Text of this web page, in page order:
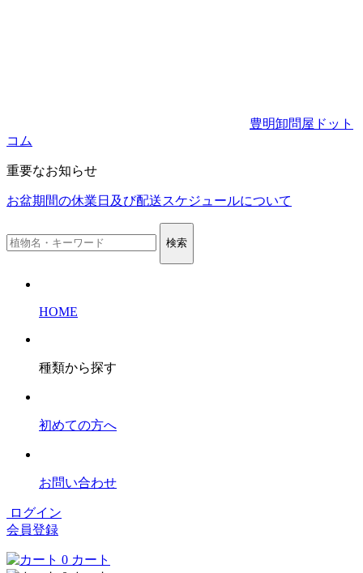
豊明卸問屋ドット
コム
重要なお知らせ
お盆期間の休業日及び配送スケジュールについて
検索
HOME
種類から探す
初めての方へ
お問い合わせ
ログイン
会員登録
0 カート